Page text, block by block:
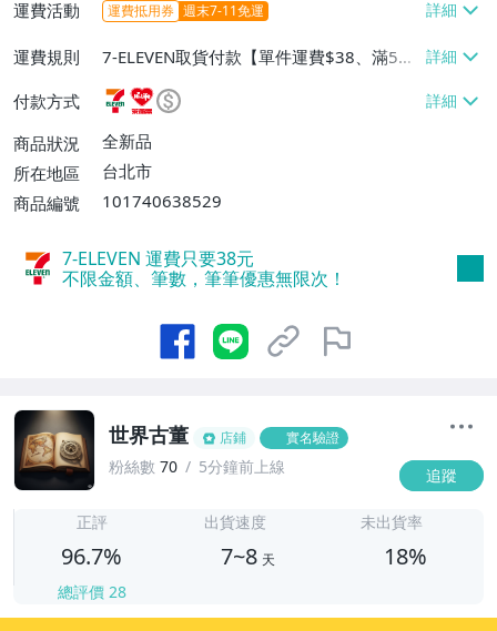
運費活動 運費抵用券 週末7-11免運
運費規則
7-ELEVEN取貨付款【單件運費$38、滿5件
或消費滿$1298免運費】、7-ELEVEN取貨
不付款【免運費】、萊爾富取貨付款【單件
運費$60、滿5件或消費滿$1298免運
費】、宅配/貨運【單件運費$120、滿5件
付款方式
商品狀況
全新品
所在地區
台北市
商品編號
101740638529
7-ELEVEN 運費只要38元
不限金額、筆數，筆筆優惠無限次！
世界古董 店鋪 實名驗證
粉絲數 70 5分鐘前上線 追蹤
正評
96.7%
總評價 28
出貨速度
7~8 天
未出貨率
18%